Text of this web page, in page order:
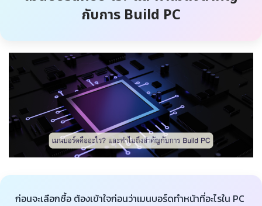
กับการ Build PC
ก่อนจะเลือกซื้อ ต้องเข้าใจก่อนว่าเมนบอร์ดทำหน้าที่อะไรใน PC